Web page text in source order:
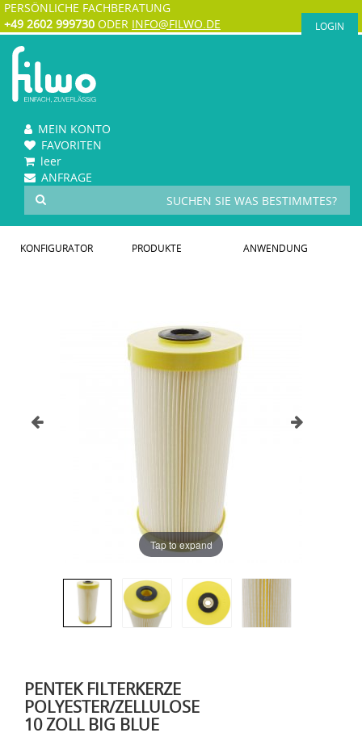
PERSÖNLICHE FACHBERATUNG
+49 2602 999730 ODER INFO@FILWO.DE LOGIN
MEIN KONTO
FAVORITEN
leer
ANFRAGE
KONFIGURATOR PRODUKTE ANWENDUNG
Tap to expand
PENTEK FILTERKERZE
POLYESTER/ZELLULOSE
10 ZOLL BIG BLUE